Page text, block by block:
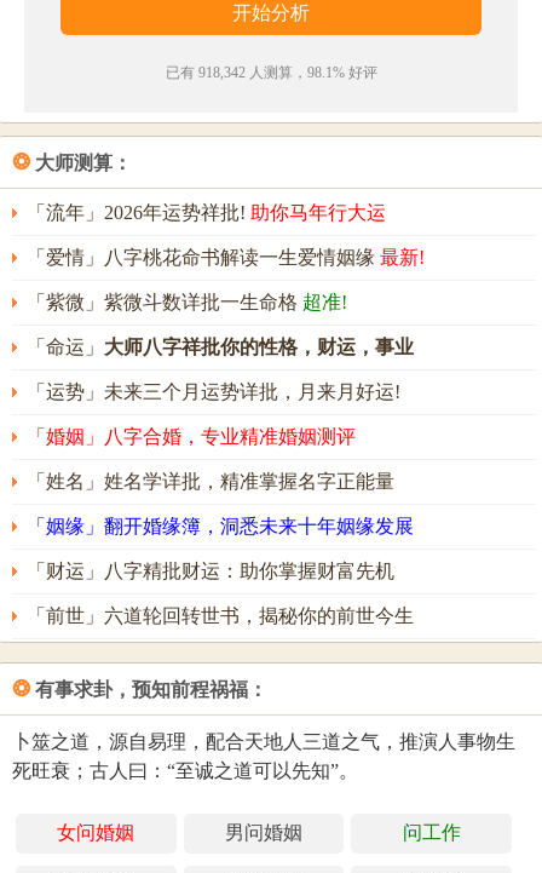
人的不满。其人意志不坚定，易受世俗迷惑，耐性不
保全名字评分为：
数理测算得出，仅供参考）
已有 918,342 人测算，98.1% 好评
❂ 大师测算：
「流年」2026年运势祥批! 助你马年行大运
「爱情」八字桃花命书解读一生爱情姻缘 最新!
「紫微」紫微斗数详批一生命格 超准!
「命运」 大师八字祥批你的性格，财运，事业
「运势」未来三个月运势详批，月来月好运!
「婚姻」八字合婚，专业精准婚姻测评
「姓名」姓名学详批，精准掌握名字正能量
「姻缘」翻开婚缘簿，洞悉未来十年姻缘发展
「财运」八字精批财运：助你掌握财富先机
「前世」六道轮回转世书，揭秘你的前世今生
❂ 有事求卦，预知前程祸福：
卜筮之道，源自易理，配合天地人三道之气，推演人事物生
死旺衰；古人曰：“至诚之道可以先知”。
女问婚姻 男问婚姻 问工作